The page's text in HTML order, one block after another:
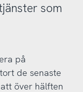
som
på
de senaste
över hälften